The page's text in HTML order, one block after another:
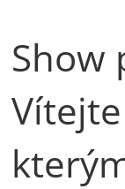
Show